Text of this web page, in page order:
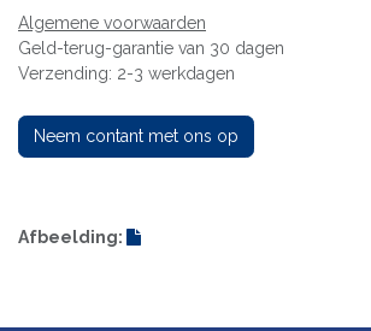
Algemene voorwaarden
Geld-terug-garantie van 30 dagen
Verzending: 2-3 werkdagen
Neem contant met ons op
Afbeelding: